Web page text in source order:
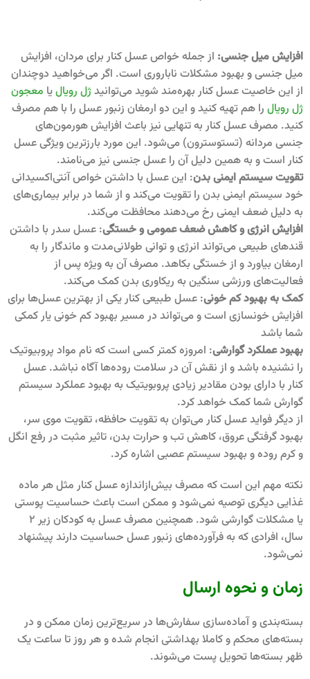
افزایش میل جنسی: از جمله خواص عسل کنار برای مردان، افزایش
میل جنسی و بهبود مشکلات ناباروری است. اگر می‌خواهید دوچندان
از این خاصیت عسل کنار بهره‌مند شوید می‌توانیدژل رویالیا معجون
ژل رویال را هم تهیه کنید و این دو ارمغان زنبور عسل را با هم مصرف
کنید. مصرف عسل کنار به تنهایی نیز باعث افزایش هورمون‌های
جنسی مردانه (تستوسترون) می‌شود. این مورد بارزترین ویژگی عسل
کنار است و به همین دلیل آن را عسل جنسی نیز می‌نامند.
تقویت سیستم ایمنی بدن: این عسل با داشتن خواص آنتی‌اکسیدانی
خود سیستم ایمنی بدن را تقویت می‌کند و از شما در برابر بیماری‌های
به دلیل ضعف ایمنی رخ می‌دهند محافظت می‌کند.
افزایش انرژی و کاهش ضعف عمومی و خستگی: عسل سدر با داشتن
قندهای طبیعی می‌تواند انرژی و توانی طولانی‌مدت و ماندگار را به
ارمغان بیاورد و از خستگی بکاهد. مصرف آن به ویژه پس از
فعالیت‌های ورزشی سنگین به ریکاوری بدن کمک می‌کند.
کمک به بهبود کم خونی: عسل طبیعی کنار یکی از بهترین عسل‌ها برای
افزایش خونسازی است و می‌تواند در مسیر بهبود کم خونی یار کمکی
شما باشد
بهبود عملکرد گوارشی: امروزه کمتر کسی است که نام مواد پروبیوتیک
را نشنیده باشد و از نقش آن در سلامت روده‌ها آگاه نباشد. عسل
کنار با دارای بودن مقادیر زیادی پروبویتیک به بهبود عملکرد سیستم
گوارش شما کمک خواهد کرد.
از دیگر فواید عسل کنار می‌توان به تقویت حافظه، تقویت موی سر،
بهبود گرفتگی عروق، کاهش تب و حرارت بدن، تاثیر مثبت در رفع انگل
و کرم روده و بهبود سیستم عصبی اشاره کرد.
نکته مهم این است که مصرف بیش‌از‌اندازه عسل کنار مثل هر ماده
غذایی دیگری توصیه نمی‌شود و ممکن است باعث حساسیت پوستی
یا مشکلات گوارشی شود. همچنین مصرف عسل به کودکان زیر 2
سال، افرادی که به فرآورده‌های زنبور عسل حساسیت دارند پیشنهاد
نمی‌شود.
زمان و نحوه ارسال
بسته‌بندی و آماده‌سازی سفارش‌ها در سریع‌ترین زمان ممکن و در
بسته‌های محکم و کاملا بهداشتی انجام شده و هر روز تا ساعت یک
ظهر بسته‌ها تحویل پست می‌شوند.